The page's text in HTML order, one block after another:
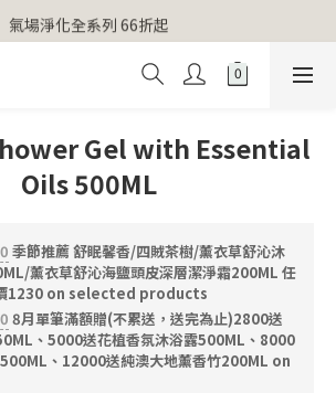
消費 不限金額 即送 香遇熊超人行李吊牌
氣場淨化全系列 66折起
消費 不限金額 即送 香遇熊超人行李吊牌
Gel with Essential
Oils 500ML
季節推薦 舒眠馨香/四賊茶樹/薰衣草舒沁沐
薰衣草舒沁海鹽頭皮深層潔淨霜200ML 任
1230 on selected products
8月單筆滿額贈(不累送，送完為止)2800送
、5000送花植香氛沐浴露500ML、8000
、12000送純澳大地薰香竹200ML on